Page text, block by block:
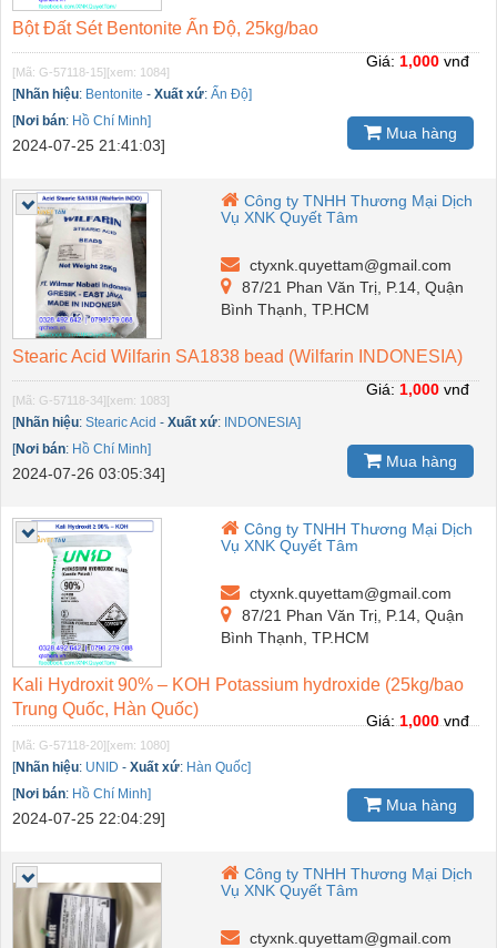
Bột Đất Sét Bentonite Ấn Độ, 25kg/bao
[Mã: G-57118-15][xem: 1084]
[Nhãn hiệu: Bentonite - Xuất xứ: Ấn Độ]
[Nơi bán: Hồ Chí Minh]
2024-07-25 21:41:03]
Giá: 1,000 vnđ
Mua hàng
Công ty TNHH Thương Mại Dịch
Vụ XNK Quyết Tâm
ctyxnk.quyettam@gmail.com
87/21 Phan Văn Trị, P.14, Quận
Bình Thạnh, TP.HCM
Stearic Acid Wilfarin SA1838 bead (Wilfarin INDONESIA)
[Mã: G-57118-34][xem: 1083]
[Nhãn hiệu: Stearic Acid - Xuất xứ: INDONESIA]
[Nơi bán: Hồ Chí Minh]
2024-07-26 03:05:34]
Giá: 1,000 vnđ
Mua hàng
Công ty TNHH Thương Mại Dịch
Vụ XNK Quyết Tâm
ctyxnk.quyettam@gmail.com
87/21 Phan Văn Trị, P.14, Quận
Bình Thạnh, TP.HCM
Kali Hydroxit 90% – KOH Potassium hydroxide (25kg/bao
Trung Quốc, Hàn Quốc)
[Mã: G-57118-20][xem: 1080]
[Nhãn hiệu: UNID - Xuất xứ: Hàn Quốc]
[Nơi bán: Hồ Chí Minh]
2024-07-25 22:04:29]
Giá: 1,000 vnđ
Mua hàng
Công ty TNHH Thương Mại Dịch
Vụ XNK Quyết Tâm
ctyxnk.quyettam@gmail.com